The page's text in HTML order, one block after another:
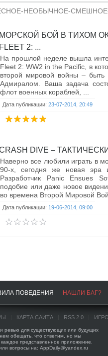
НЕОБЫЧНОЕ-
МОРСКОЙ БОЙ В ТИХОМ
FLEET 2: ...
На прошлой неделе вышла
Fleet 2: WW2 in the Pacific, в
второй мировой войны – быть
Адмиралом. Ваша задача
флот военных кораблей, ...
Дата публикации: 23-07-2014, 20:49
DIVE –
Наверно все любили играть в
90-х, сегодня же новая эра
Разработчик Panic Ensues
подобие или даже новое
во времена Второй Мировой
Дата публикации: 19-06-2014, 09:00
ПОВЕДЕНИЯ НАШЛИ БАГ?
КАРТА САЙТА RSS 2.0
ревью для существующих или будущих
обещать, что ответим, но мы
представленное приложение.
вопросы на: AppDaily@yandex.ru